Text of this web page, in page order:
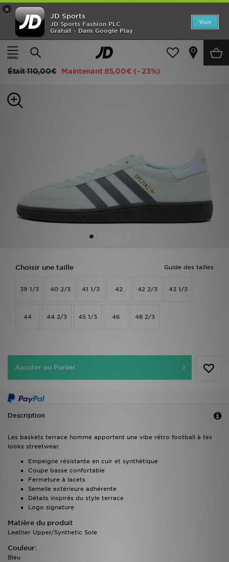
×
JD Sports
JD Sports Fashion PLC
Gratuit - Dans Google Play
Voir
Accueil
Homme Chaussures Homme Baskets
adidas Originals Handball Spezial Homme
Était110,00€ Maintenant 85,00€ (- 23%)
Guide des tailles
Choisir une taille
39 1/3 40 2/3 41 1/3 42 42 2/3 43 1/3
44 44 2/3 45 1/3 46 48 2/3
Ajouter au Panier
Description
Les baskets terrace homme apportent une vibe rétro football à tes
looks streetwear.
Empeigne résistante en cuir et synthétique
Coupe basse confortable
Fermeture à lacets
Semelle extérieure adhérente
Détails inspirés du style terrace
Logo signature
Matière du produit
Leather Upper/Synthetic Sole
Couleur:
Bleu
Accueil
Nouveautés
Enfant
Sports